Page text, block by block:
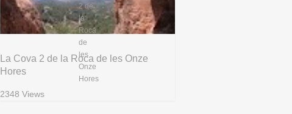
La Cova 2 de la Roca de les Onze
Hores
2348 Views